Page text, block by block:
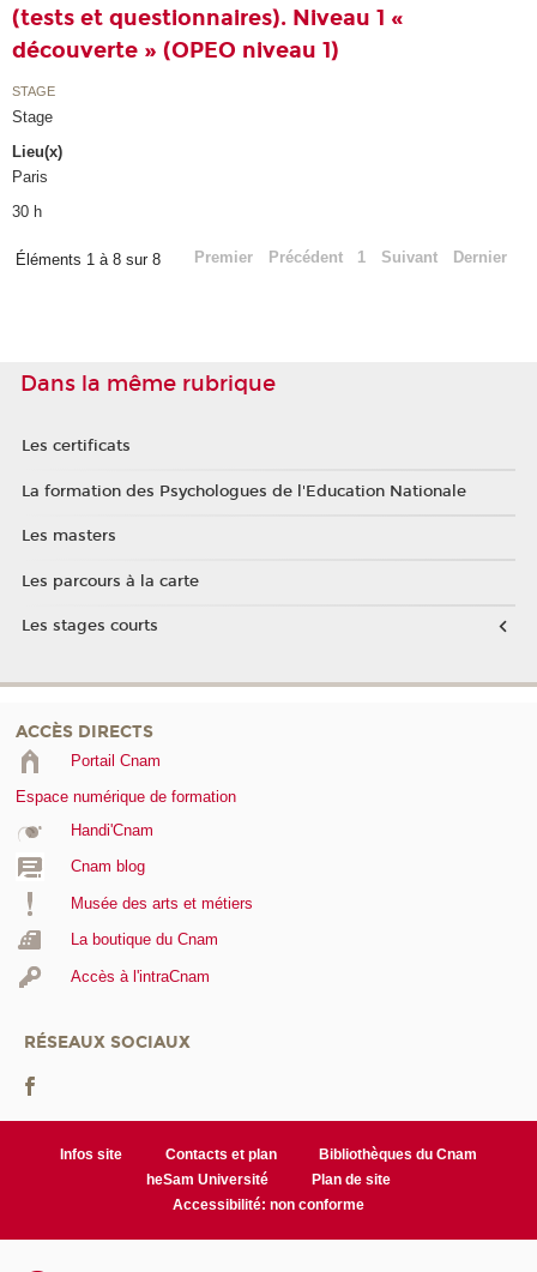
(tests et questionnaires). Niveau 1 «
découverte » (OPEO niveau 1)
STAGE
Stage
Lieu(x)
Paris
30 h
Éléments 1 à 8 sur 8 Premier Précédent 1 Suivant Dernier
Dans la même rubrique
Les certificats
La formation des Psychologues de l'Education Nationale
Les masters
Les parcours à la carte
Les stages courts
ACCÈS DIRECTS
Portail Cnam
Espace numérique de formation
Handi'Cnam
Cnam blog
Musée des arts et métiers
La boutique du Cnam
Accès à l'intraCnam
RÉSEAUX SOCIAUX
Infos site Contacts et plan
Bibliothèques du Cnam
heSam Université
Plan de site
Accessibilité: non conforme